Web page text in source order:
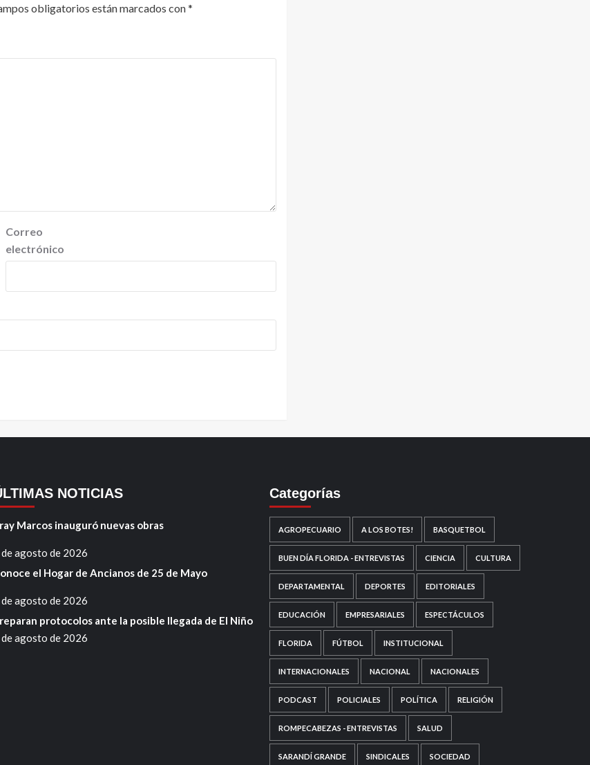
obligatorios están marcados con*
Correo
electrónico
NOTICIAS
Marcos inauguró nuevas obras
de agosto de 2026
el Hogar de Ancianos de 25 de Mayo
de agosto de 2026
protocolos ante la posible llegada de El Niño
de agosto de 2026
Categorías
AGROPECUARIO A LOS BOTES! BASQUETBOL
BUEN DÍA FLORIDA - ENTREVISTAS CIENCIA CULTURA
DEPARTAMENTAL DEPORTES EDITORIALES
EDUCACIÓN EMPRESARIALES ESPECTÁCULOS
FLORIDA FÚTBOL INSTITUCIONAL
INTERNACIONALES NACIONAL NACIONALES
PODCAST POLICIALES POLÍTICA RELIGIÓN
ROMPECABEZAS - ENTREVISTAS SALUD
SARANDÍ GRANDE SINDICALES SOCIEDAD